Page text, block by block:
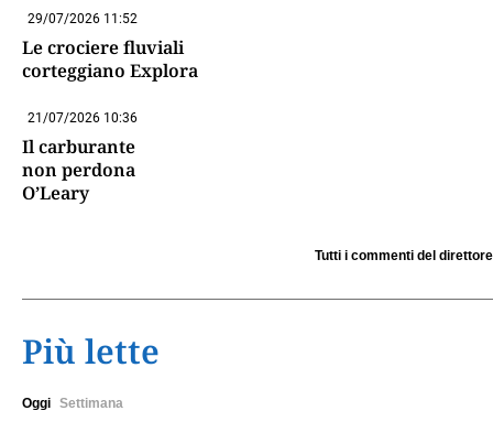
29/07/2026 11:52
Le crociere fluviali
corteggiano Explora
21/07/2026 10:36
Il carburante
non perdona
O’Leary
Tutti i commenti del direttore
Più lette
Oggi Settimana